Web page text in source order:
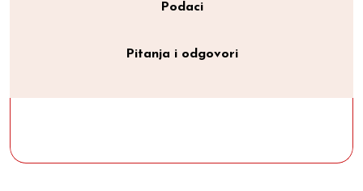
Podaci
Pitanja i odgovori